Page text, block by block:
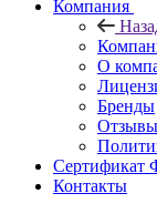
Компания
О
Бренды
Отзывы
Сертификат
Контакты